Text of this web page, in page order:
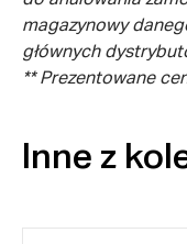
magazynowy
głównych
** Prezentowane
Inne z